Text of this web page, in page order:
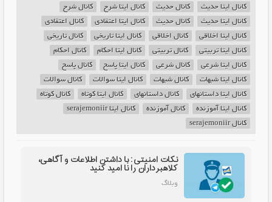
کانال ایتا حديث کانال حديث کانال ایتا شرح
کانال شرح
کانال ایتا حديث
کانال حديث کانال ایتا اعتقادی
کانال اعتقادی
کانال ایتا اخلاقی
کانال اخلاقی کانال ایتا تاريخي
کانال تاريخي
کانال ایتا تربیتی
کانال تربیتی کانال ایتا احکام
کانال احکام
کانال ایتا شرعي
کانال شرعي کانال ایتا پاسخ
کانال پاسخ
کانال ایتا شبهات
کانال شبهات کانال ایتا سوالات
کانال سوالات
کانال ایتا داستانهای
کانال داستانهای کانال ایتا کوتاه
کانال کوتاه
کانال ایتا آموزنده
کانال آموزنده
کانال ایتا serajemoniir
کانال serajemoniir
نکات امنیتی: با داشتن اطلاعات و آگاهی،
کلاهبرداران را نا امید کنید
وبلاگ